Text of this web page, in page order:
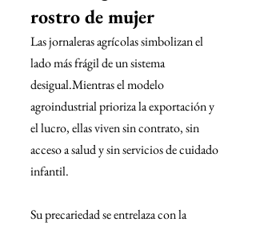
rostro de mujer
Las jornaleras agrícolas simbolizan el
lado más frágil de un sistema
desigual.Mientras el modelo
agroindustrial prioriza la exportación y
el lucro, ellas viven sin contrato, sin
acceso a salud y sin servicios de cuidado
infantil.
Su precariedad se entrelaza con la